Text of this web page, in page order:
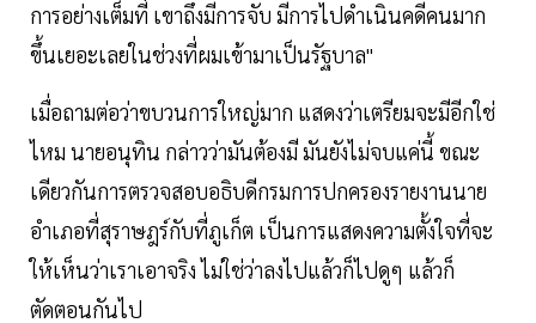
การอย่างเต็มที่ เขาถึงมีการจับ มีการไปดำเนินคดีคนมาก
ขึ้นเยอะเลยในช่วงที่ผมเข้ามาเป็นรัฐบาล"
เมื่อถามต่อว่าขบวนการใหญ่มาก แสดงว่าเตรียมจะมีอีกใช่
ไหม นายอนุทิน กล่าวว่ามันต้องมี มันยังไม่จบแค่นี้ ขณะ
เดียวกันการตรวจสอบอธิบดีกรมการปกครองรายงานนาย
อำเภอที่สุราษฎร์กับที่ภูเก็ต เป็นการแสดงความตั้งใจที่จะ
ให้เห็นว่าเราเอาจริง ไม่ใช่ว่าลงไปแล้วก็ไปดูๆ แล้วก็
ตัดตอนกันไป